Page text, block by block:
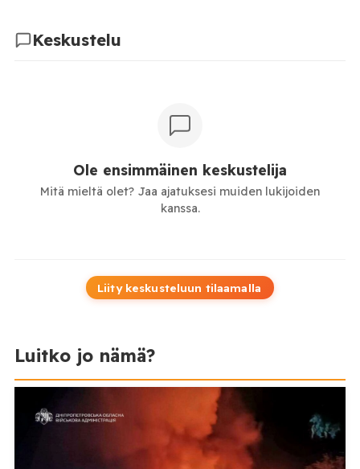
Keskustelu
Ole ensimmäinen keskustelija
Mitä mieltä olet? Jaa ajatuksesi muiden lukijoiden
kanssa.
Liity keskusteluun tilaamalla
Luitko jo nämä?